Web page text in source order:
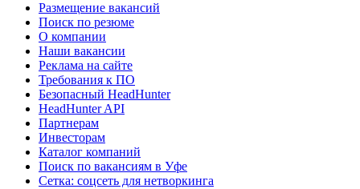
Размещение вакансий
Поиск по резюме
О компании
Наши вакансии
Реклама на сайте
Требования к ПО
Безопасный HeadHunter
HeadHunter API
Партнерам
Инвесторам
Каталог компаний
Поиск по вакансиям в Уфе
Сетка: соцсеть для нетворкинга